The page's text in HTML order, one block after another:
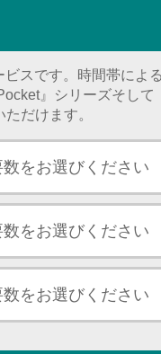
スです。時間帯によ
』シリーズそして
だけます。